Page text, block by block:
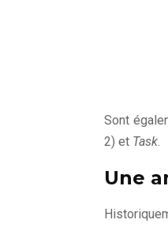
Sont
2) et Task.
Une